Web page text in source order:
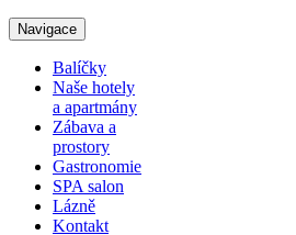
Navigace
Balíčky
Naše hotely
a apartmány
Zábava a
prostory
Gastronomie
SPA salon
Lázně
Kontakt